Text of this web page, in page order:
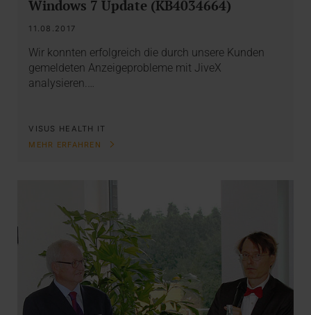
Windows 7 Update (KB4034664)
11.08.2017
Wir konnten erfolgreich die durch unsere Kunden
gemeldeten Anzeigeprobleme mit JiveX
analysieren.…
VISUS HEALTH IT
MEHR ERFAHREN